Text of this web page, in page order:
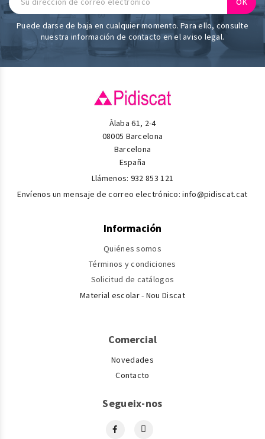
Puede darse de baja en cualquier momento. Para ello, consulte
nuestra información de contacto en el aviso legal.
Àlaba 61, 2-4
08005 Barcelona
Barcelona
España
Llámenos: 932 853 121
Envíenos un mensaje de correo electrónico:info@pidiscat.cat
Información
Quiénes somos
Términos y condiciones
Solicitud de catálogos
Material escolar - Nou Discat
Comercial
Novedades
Contacto
Segueix-nos